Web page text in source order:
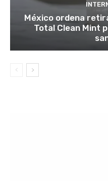
México ordena
Total Clean Mint